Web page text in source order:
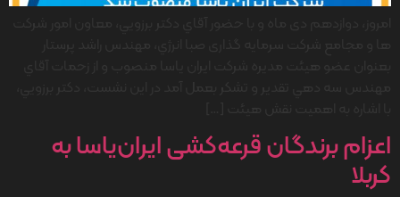
اعزام برندگان قرعه‌کشی ایران‌یاسا به
کربلا